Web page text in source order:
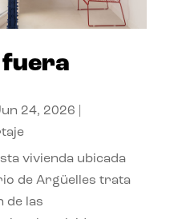
fuera
24, 2026
vivienda ubicada
de Argüelles trata
de las